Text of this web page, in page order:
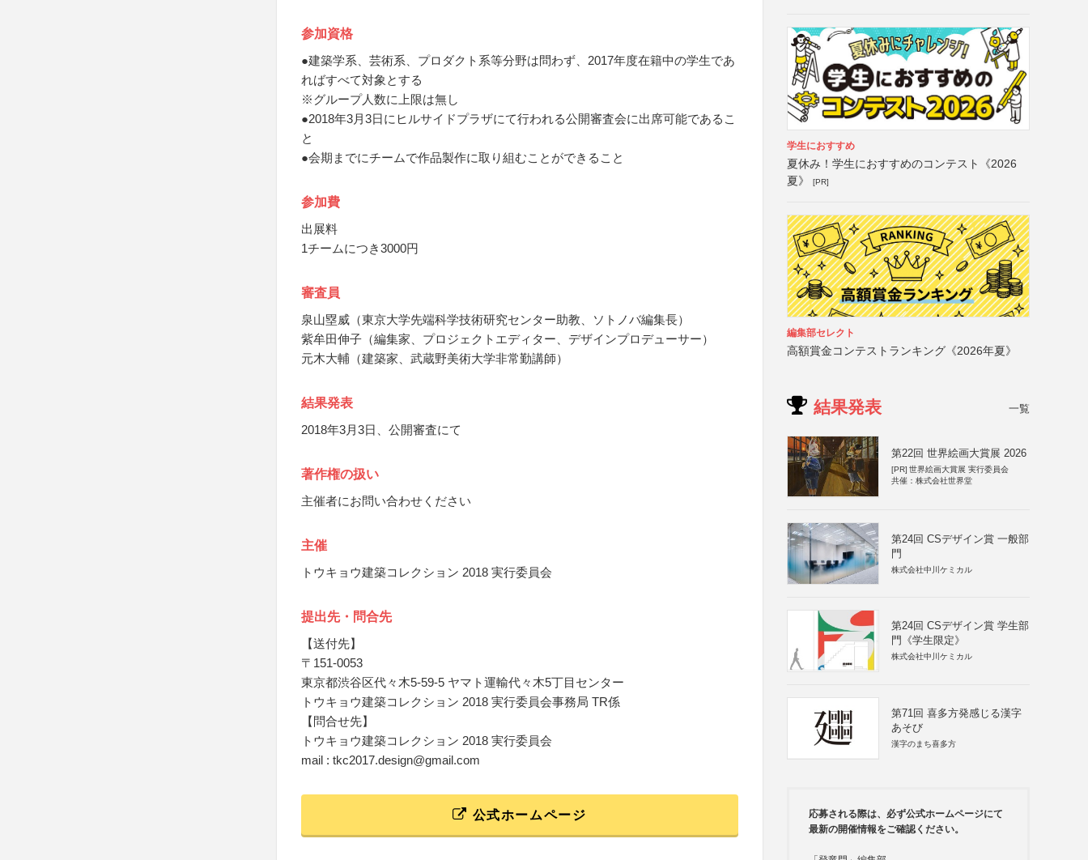
参加資格
●建築学系、芸術系、プロダクト系等分野は問わず、2017年度在籍中の学生であ
ればすべて対象とする
※グループ人数に上限は無し
●2018年3月3日にヒルサイドプラザにて行われる公開審査会に出席可能であるこ
と
●会期までにチームで作品製作に取り組むことができること
参加費
出展料
1チームにつき3000円
審査員
泉山塁威（東京大学先端科学技術研究センター助教、ソトノバ編集長）
紫牟田伸子（編集家、プロジェクトエディター、デザインプロデューサー）
元木大輔（建築家、武蔵野美術大学非常勤講師）
結果発表
2018年3月3日、公開審査にて
著作権の扱い
主催者にお問い合わせください
主催
トウキョウ建築コレクション 2018 実行委員会
提出先・問合先
【送付先】
〒151-0053
東京都渋谷区代々木5-59-5 ヤマト運輸代々木5丁目センター
トウキョウ建築コレクション 2018 実行委員会事務局 TR係
【問合せ先】
トウキョウ建築コレクション 2018 実行委員会
mail : tkc2017.design@gmail.com
公式ホームページ
学生におすすめ
夏休み！学生におすすめのコンテスト《2026
夏》
[PR]
編集部セレクト
高額賞金コンテストランキング《2026年夏》
結果発表 一覧
第22回 世界絵画大賞展 2026
[PR] 世界絵画大賞展 実行委員会
共催：株式会社世界堂
第24回 CSデザイン賞 一般部
門
株式会社中川ケミカル
第24回 CSデザイン賞 学生部
門《学生限定》
株式会社中川ケミカル
第71回 喜多方発感じる漢字
あそび
漢字のまち喜多方
応募される際は、必ず公式ホームページにて
最新の開催情報をご確認ください。